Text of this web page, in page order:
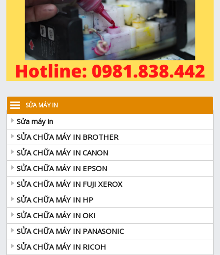
SỬA MÁY IN
Sửa máy in
SỬA CHỮA MÁY IN BROTHER
SỬA CHỮA MÁY IN CANON
SỬA CHỮA MÁY IN EPSON
SỬA CHỮA MÁY IN FUJI XEROX
SỬA CHỮA MÁY IN HP
SỬA CHỮA MÁY IN OKI
SỬA CHỮA MÁY IN PANASONIC
SỬA CHỮA MÁY IN RICOH